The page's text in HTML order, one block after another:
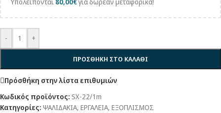
- +
ΠΡΟΣΘΗΚΗ ΣΤΟ ΚΑΛΑΘΙ
Πρόσθήκη στην λίστα επιθυμιών
Κωδικός προϊόντος: SX-22/1m
Κατηγορίες: ΨΑΛΙΔΑΚΙΑ, ΕΡΓΑΛΕΙΑ, ΕΞΟΠΛΙΣΜΟΣ